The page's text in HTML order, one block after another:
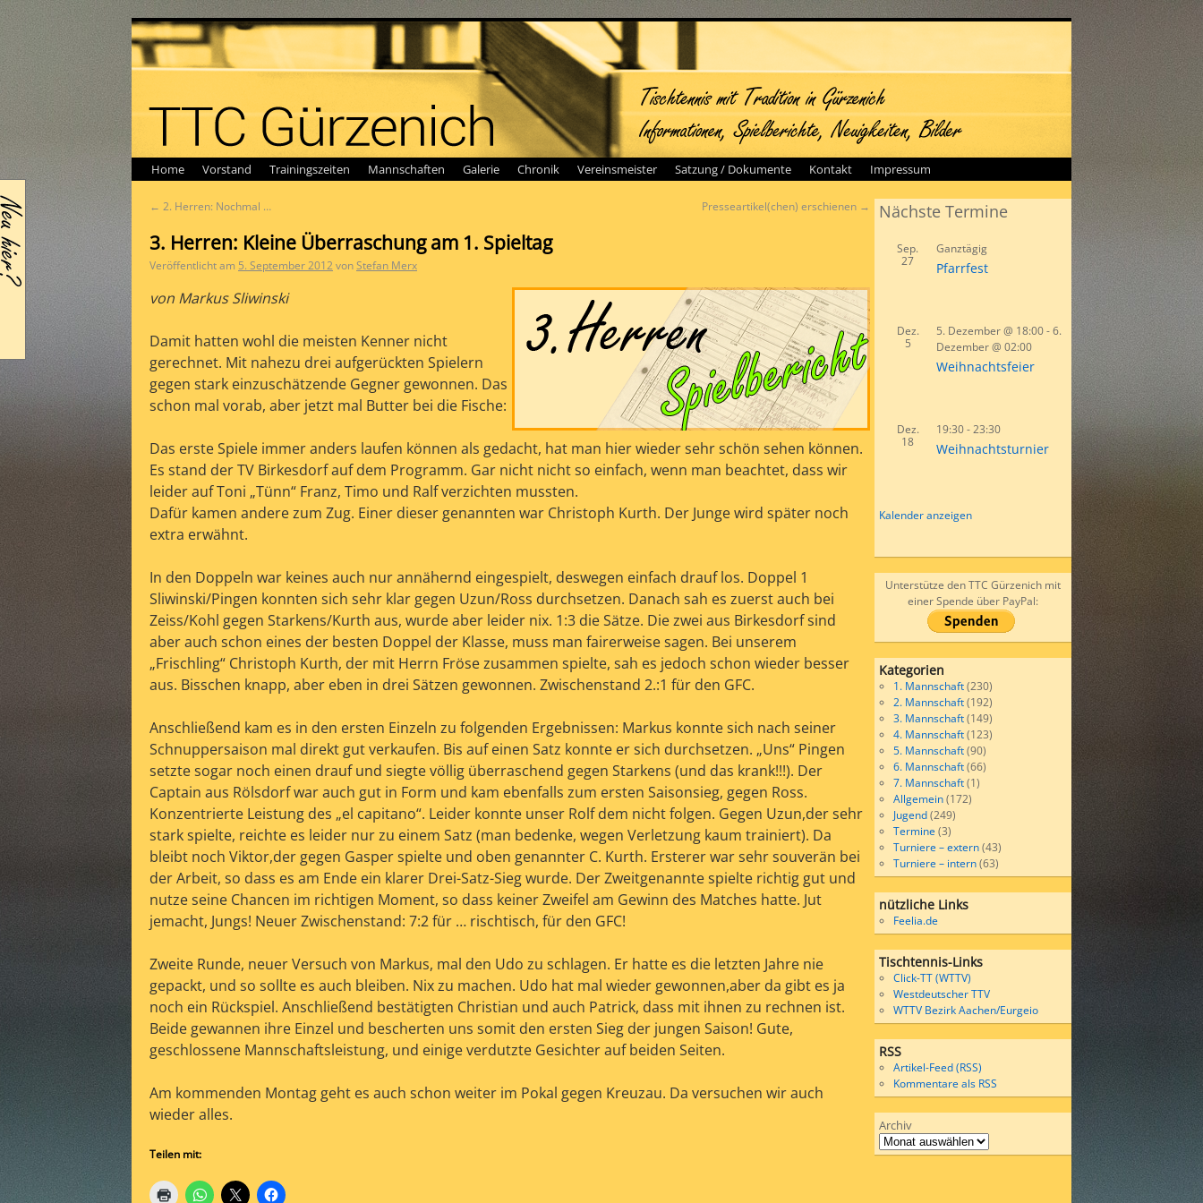
Home Vorstand Trainingszeiten Mannschaften Galerie Chronik Vereinsmeister Satzung / Dokumente Kontakt Impressum
← 2. Herren: Nochmal … Presseartikel(chen) erschienen →
3. Herren: Kleine Überraschung am 1. Spieltag
Veröffentlicht am 5. September 2012 vonStefan Merx
von Markus Sliwinski
Damit hatten wohl die meisten Kenner nicht
gerechnet. Mit nahezu drei aufgerückten Spielern
gegen stark einzuschätzende Gegner gewonnen. Das
schon mal vorab, aber jetzt mal Butter bei die Fische:
Das erste Spiele immer anders laufen können als gedacht, hat man hier wieder sehr schön sehen können.
Es stand der TV Birkesdorf auf dem Programm. Gar nicht nicht so einfach, wenn man beachtet, dass wir
leider auf Toni „Tünn“ Franz, Timo und Ralf verzichten mussten.
Dafür kamen andere zum Zug. Einer dieser genannten war Christoph Kurth. Der Junge wird später noch
extra erwähnt.
In den Doppeln war keines auch nur annähernd eingespielt, deswegen einfach drauf los. Doppel 1
Sliwinski/Pingen konnten sich sehr klar gegen Uzun/Ross durchsetzen. Danach sah es zuerst auch bei
Zeiss/Kohl gegen Starkens/Kurth aus, wurde aber leider nix. 1:3 die Sätze. Die zwei aus Birkesdorf sind
aber auch schon eines der besten Doppel der Klasse, muss man fairerweise sagen. Bei unserem
„Frischling“ Christoph Kurth, der mit Herrn Fröse zusammen spielte, sah es jedoch schon wieder besser
aus. Bisschen knapp, aber eben in drei Sätzen gewonnen. Zwischenstand 2.:1 für den GFC.
Anschließend kam es in den ersten Einzeln zu folgenden Ergebnissen: Markus konnte sich nach seiner
Schnuppersaison mal direkt gut verkaufen. Bis auf einen Satz konnte er sich durchsetzen. „Uns“ Pingen
setzte sogar noch einen drauf und siegte völlig überraschend gegen Starkens (und das krank!!!). Der
Captain aus Rölsdorf war auch gut in Form und kam ebenfalls zum ersten Saisonsieg, gegen Ross.
Konzentrierte Leistung des „el capitano“. Leider konnte unser Rolf dem nicht folgen. Gegen Uzun,der sehr
stark spielte, reichte es leider nur zu einem Satz (man bedenke, wegen Verletzung kaum trainiert). Da
bleibt noch Viktor,der gegen Gasper spielte und oben genannter C. Kurth. Ersterer war sehr souverän bei
der Arbeit, so dass es am Ende ein klarer Drei-Satz-Sieg wurde. Der Zweitgenannte spielte richtig gut und
nutze seine Chancen im richtigen Moment, so dass keiner Zweifel am Gewinn des Matches hatte. Jut
jemacht, Jungs! Neuer Zwischenstand: 7:2 für … rischtisch, für den GFC!
Zweite Runde, neuer Versuch von Markus, mal den Udo zu schlagen. Er hatte es die letzten Jahre nie
gepackt, und so sollte es auch bleiben. Nix zu machen. Udo hat mal wieder gewonnen,aber da gibt es ja
noch ein Rückspiel. Anschließend bestätigten Christian und auch Patrick, dass mit ihnen zu rechnen ist.
Beide gewannen ihre Einzel und bescherten uns somit den ersten Sieg der jungen Saison! Gute,
geschlossene Mannschaftsleistung, und einige verdutzte Gesichter auf beiden Seiten.
Am kommenden Montag geht es auch schon weiter im Pokal gegen Kreuzau. Da versuchen wir auch
wieder alles.
Teilen mit:
Nächste Termine
Sep.
27
Ganztägig
Pfarrfest
Dez.
5
5. Dezember @ 18:00-6.
Dezember @ 02:00
Weihnachtsfeier
Dez.
18
19:30-23:30
Weihnachtsturnier
Kalender anzeigen
Unterstütze den TTC Gürzenich mit
einer Spende über PayPal:
Kategorien
1. Mannschaft(230)
2. Mannschaft(192)
3. Mannschaft(149)
4. Mannschaft(123)
5. Mannschaft(90)
6. Mannschaft(66)
7. Mannschaft(1)
Allgemein(172)
Jugend(249)
Termine(3)
Turniere – extern(43)
Turniere – intern(63)
nützliche Links
Feelia.de
Tischtennis-Links
Click-TT (WTTV)
Westdeutscher TTV
WTTV Bezirk Aachen/Eurgeio
RSS
Artikel-Feed (RSS)
Kommentare als RSS
Archiv